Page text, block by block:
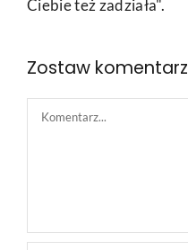
Ciebie też zadziała".
Zostaw komentarz
Comment